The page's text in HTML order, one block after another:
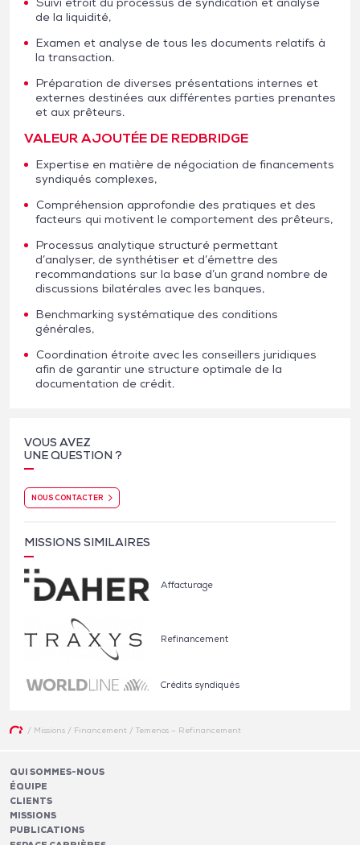
de la liquidité,
Examen et analyse de tous les documents relatifs à
la transaction.
Préparation de diverses présentations internes et
externes destinées aux différentes parties prenantes
et aux prêteurs.
VALEUR AJOUTÉE DE REDBRIDGE
Expertise en matière de négociation de financements
syndiqués complexes,
Compréhension approfondie des pratiques et des
facteurs qui motivent le comportement des prêteurs,
Processus analytique structuré permettant
d’analyser, de synthétiser et d’émettre des
recommandations sur la base d’un grand nombre de
discussions bilatérales avec les banques,
Benchmarking systématique des conditions
générales,
Coordination étroite avec les conseillers juridiques
afin de garantir une structure optimale de la
documentation de crédit.
VOUS AVEZ
UNE QUESTION ?
NOUS CONTACTER
MISSIONS SIMILAIRES
Affacturage
Refinancement
Crédits syndiqués
/ Missions/ Financement / Temenos – Refinancement
QUI SOMMES-NOUS
ÉQUIPE
CLIENTS
MISSIONS
PUBLICATIONS